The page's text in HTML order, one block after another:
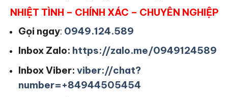
NHIỆT TÌNH – CHÍNH XÁC – CHUYÊN NGHIỆP
Gọi ngay: 0949.124.589
Inbox Zalo: https://zalo.me/0949124589
Inbox Viber: viber://chat?
number=+84944505454